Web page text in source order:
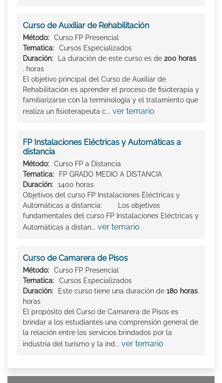
Curso de Auxiliar de Rehabilitación
Método:
Curso FP Presencial
Tematica:
Cursos Especializados
Duración:
La duración de este curso es de 200 horas
. horas
El objetivo principal del Curso de Auxiliar de
Rehabilitación es aprender el proceso de fisioterapia y
familiarizarse con la terminología y el tratamiento que
realiza un fisioterapeuta c... ver temario
FP Instalaciones Eléctricas y Automáticas a
distancia
Método:
Curso FP a Distancia
Tematica:
FP GRADO MEDIO A DISTANCIA
Duración:
1400 horas
Objetivos del curso FP Instalaciones Eléctricas y
Automáticas a distancia: Los objetivos
fundamentales del curso FP Instalaciones Eléctricas y
Automáticas a distan... ver temario
Curso de Camarera de Pisos
Método:
Curso FP Presencial
Tematica:
Cursos Especializados
Duración:
Este curso tiene una duración de 180 horas.
horas
El propósito del Curso de Camarera de Pisos es
brindar a los estudiantes una comprensión general de
la relación entre los servicios brindados por la
industria del turismo y la ind... ver temario